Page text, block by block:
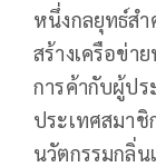
หนึ่งกลยุทธ์สำ
สร้างเครือข่า
การค้ากับผู้ปร
ประเทศสมา
นวัตกรรมกลิ่